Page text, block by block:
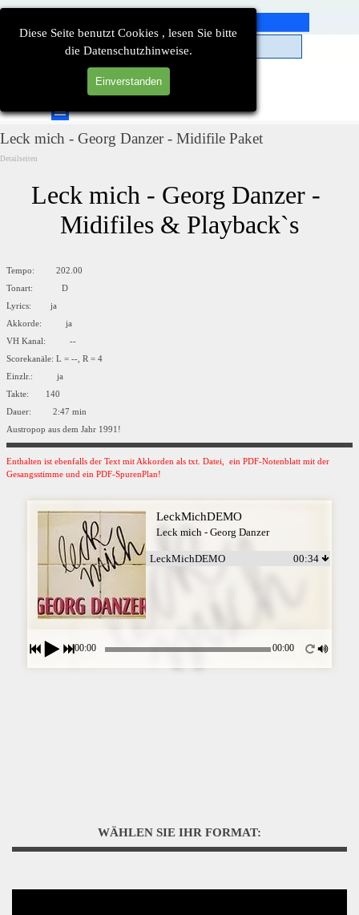
Diese Seite benutzt Cookies , lesen Sie bitte
die Datenschutzhinweise.
Einverstanden
Direkt zum Seiteninhalt
Menü überspringen
Leck mich - Georg Danzer - Midifile Paket
Detailseiten
Leck mich - Georg Danzer -
Midifiles & Playback`s
Tempo: 202.00
Tonart: D
Lyrics: ja
Akkorde: ja
VH Kanal: --
Scorekanäle: L = --, R = 4
Einzlr.: ja
Takte: 140
Dauer: 2:47 min
Austropop aus dem Jahr 1991!
Enthalten ist ebenfalls der Text mit Akkorden als txt. Datei, ein PDF-Notenblatt mit der
Gesangsstimme und ein PDF-SpurenPlan!
LeckMichDEMO
Leck mich - Georg Danzer
LeckMichDEMO 00:34
00:00 00:00
WÄHLEN SIE IHR FORMAT: